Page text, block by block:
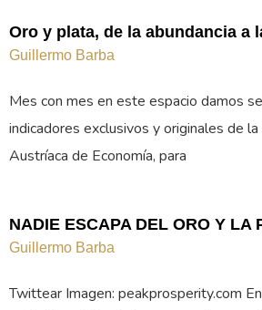
Oro y plata, de la abundancia a
Guillermo Barba
Mes con mes en este espacio damos
indicadores exclusivos y originales de
Austríaca de Economía, para
NADIE ESCAPA DEL ORO Y LA
Guillermo Barba
Twittear Imagen: peakprosperity.com